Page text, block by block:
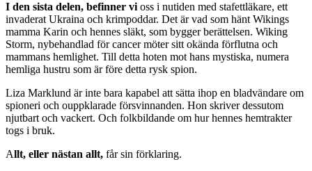
I den sista delen, befinner vi oss i nutiden med stafettläkare, ett
invaderat Ukraina och krimpoddar. Det är vad som hänt Wikings
mamma Karin och hennes släkt, som bygger berättelsen. Wiking
Storm, nybehandlad för cancer möter sitt okända förflutna och
mammans hemlighet. Till detta hoten mot hans mystiska, numera
hemliga hustru som är före detta rysk spion.
Liza Marklund är inte bara kapabel att sätta ihop en bladvändare om
spioneri och ouppklarade försvinnanden. Hon skriver dessutom
njutbart och vackert. Och folkbildande om hur hennes hemtrakter
togs i bruk.
Allt, eller nästan allt, får sin förklaring.